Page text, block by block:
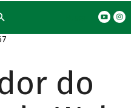
do